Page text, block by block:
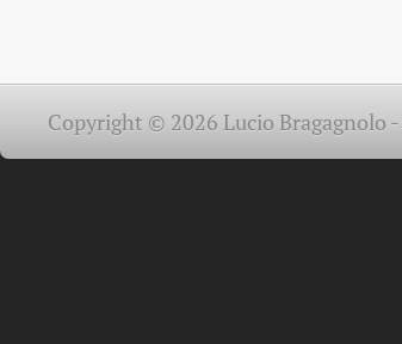
Copyright © 2026 Lucio Bragagnolo -